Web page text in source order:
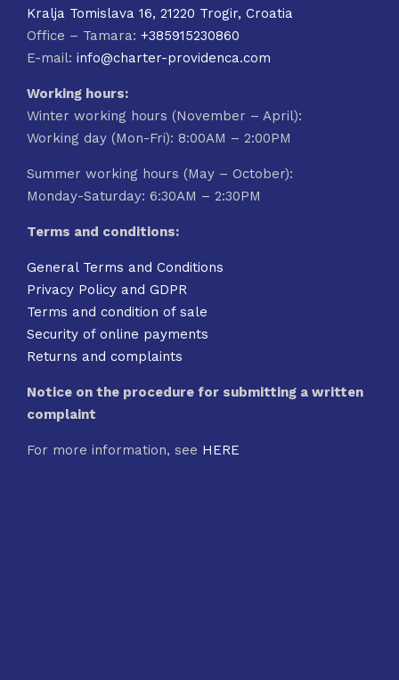
Kralja Tomislava 16, 21220 Trogir, Croatia
Office – Tamara: +385915230860
E-mail: info@charter-providenca.com
Working hours:
Winter working hours (November – April):
Working day (Mon-Fri): 8:00AM – 2:00PM
Summer working hours (May – October):
Monday-Saturday: 6:30AM – 2:30PM
Terms and conditions:
General Terms and Conditions
Privacy Policy and GDPR
Terms and condition of sale
Security of online payments
Returns and complaints
Notice on the procedure for submitting a written
complaint
For more information, see HERE